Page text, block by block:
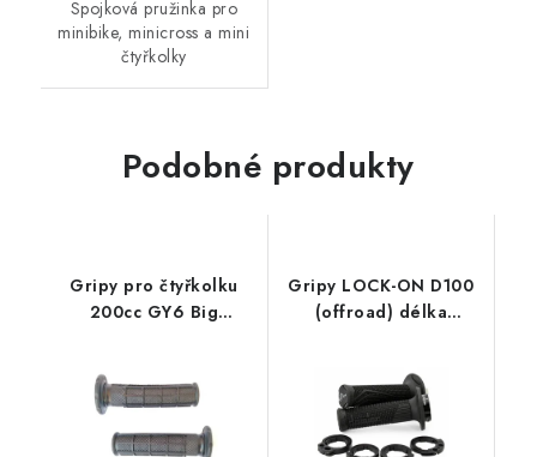
Spojková pružinka pro
minibike, minicross a mini
čtyřkolky
Podobné produkty
Gripy pro čtyřkolku
200cc GY6 Big
Gripy LOCK-ON D100
(offroad) délka